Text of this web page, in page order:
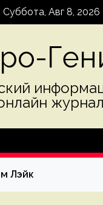
Суббота, Авг 8, 2026
Лэйк